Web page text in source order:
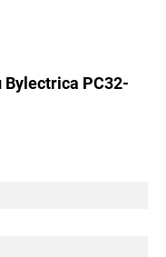
Bylectrica РС32-